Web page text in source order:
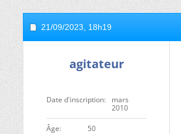
21/09/2023, 18h19
agitateur
Date d'inscription
mars
2010
ge 50